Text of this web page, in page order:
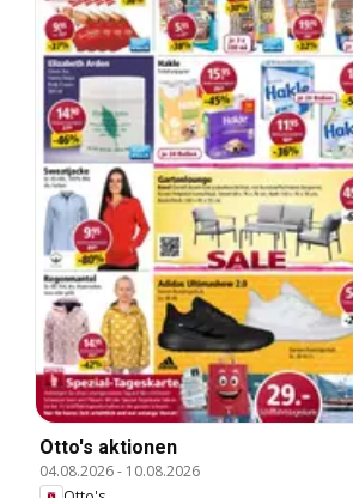
Otto's aktionen
04.08.2026- 10.08.2026